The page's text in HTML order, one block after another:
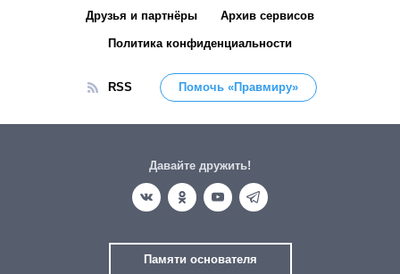
Друзья и партнёры Архив сервисов
Политика конфиденциальности
RSS Помочь «Правмиру»
Давайте дружить!
Памяти основателя